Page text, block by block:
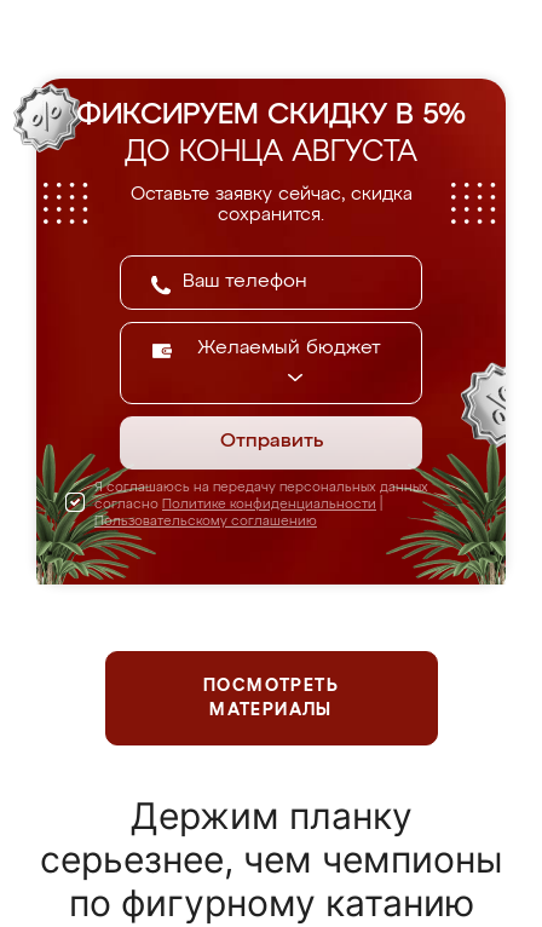
ФИКСИРУЕМ СКИДКУ В 5%
ДО КОНЦА АВГУСТА
Оставьте заявку сейчас, скидка
сохранится.
Желаемый бюджет
Отправить
Я соглашаюсь на передачу персональных данных
согласно Политике конфиденциальности
Пользовательскому соглашению
ПОСМОТРЕТЬ
МАТЕРИАЛЫ
Держим планку
серьезнее, чем чемпионы
по фигурному катанию